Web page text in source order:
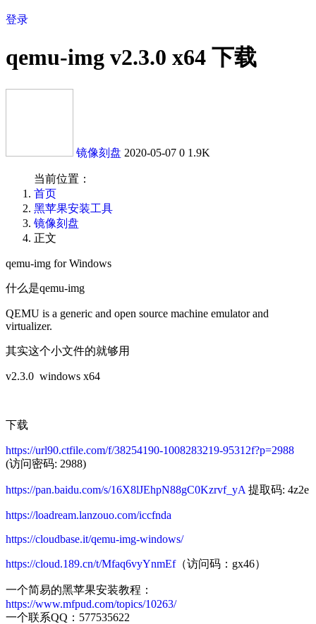
登录
qemu-img v2.3.0 x64 下载
镜像刻盘 2020-05-07 0 1.9K
当前位置：
首页
黑苹果安装工具
镜像刻盘
正文
qemu-img for Windows
什么是qemu-img
QEMU is a generic and open source machine emulator and
virtualizer.
其实这个小文件的就够用
v2.3.0 windows x64
下载
https://url90.ctfile.com/f/38254190-1008283219-95312f?p=2988
(访问密码: 2988)
https://pan.baidu.com/s/16X8lJEhpN88gC0Kzrvf_yA 提取码: 4z2e
https://loadream.lanzouo.com/iccfnda
https://cloudbase.it/qemu-img-windows/
https://cloud.189.cn/t/Mfaq6vyYnmEf（访问码：gx46）
一个简易的黑苹果安装教程：
https://www.mfpud.com/topics/10263/
一个联系QQ：577535622